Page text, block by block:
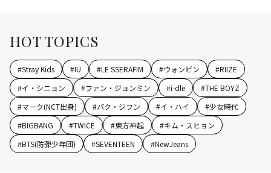
HOT TOPICS
#Stray Kids #IU #LE SSERAFIM #ウォンビン #RIIZE
#イ・シニョン #ファン・ジョンミン #i-dle #THE BOYZ
#マーク(NCT出身) #パク・ジフン #イ・ハイ #少女時代
#BIGBANG #TWICE #東方神起 #キム・スヒョン
#BTS(防弾少年団) #SEVENTEEN #NewJeans